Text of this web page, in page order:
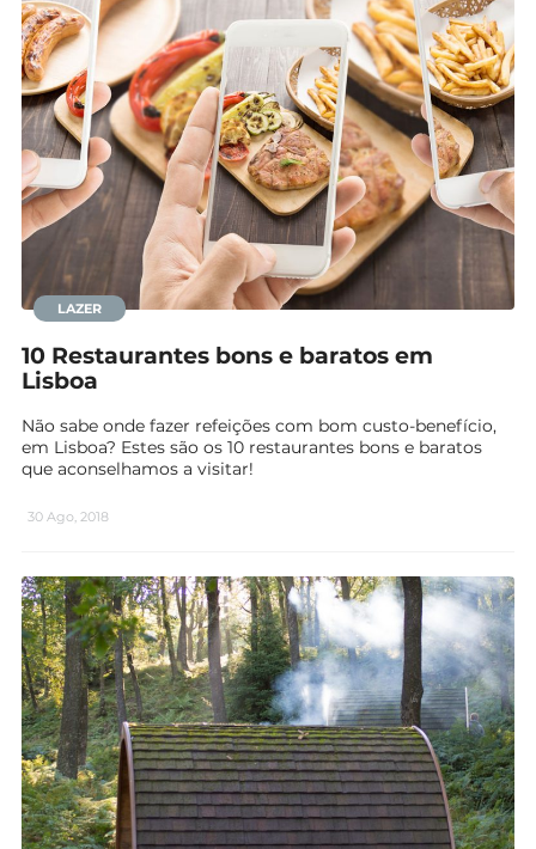
LAZER
10 Restaurantes bons e baratos em
Lisboa
Não sabe onde fazer refeições com bom custo-benefício,
em Lisboa? Estes são os 10 restaurantes bons e baratos
que aconselhamos a visitar!
30 Ago, 2018